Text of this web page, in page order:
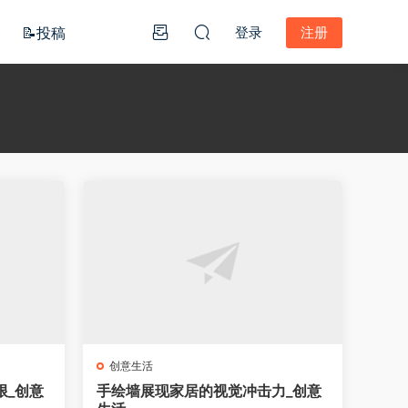
📝投稿 登录 注册
_创意
创意生活
手绘墙展现家居的视觉冲击力_创意